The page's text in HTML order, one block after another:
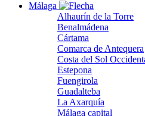
Málaga
Alhaurín de la Torre
Benalmádena
Cártama
Comarca de Antequera
Costa del Sol
Estepona
Fuengirola
Guadalteba
La Axarquía
Málaga capital